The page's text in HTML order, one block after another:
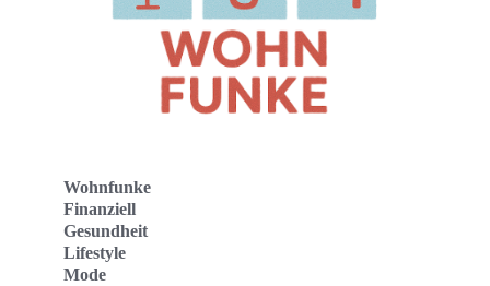
Wohnfunke
Finanziell
Gesundheit
Lifestyle
Mode